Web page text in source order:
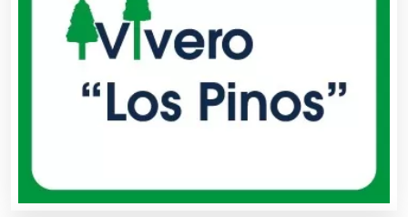
Alquiler de Trajes de Etiqueta
Alta Costura